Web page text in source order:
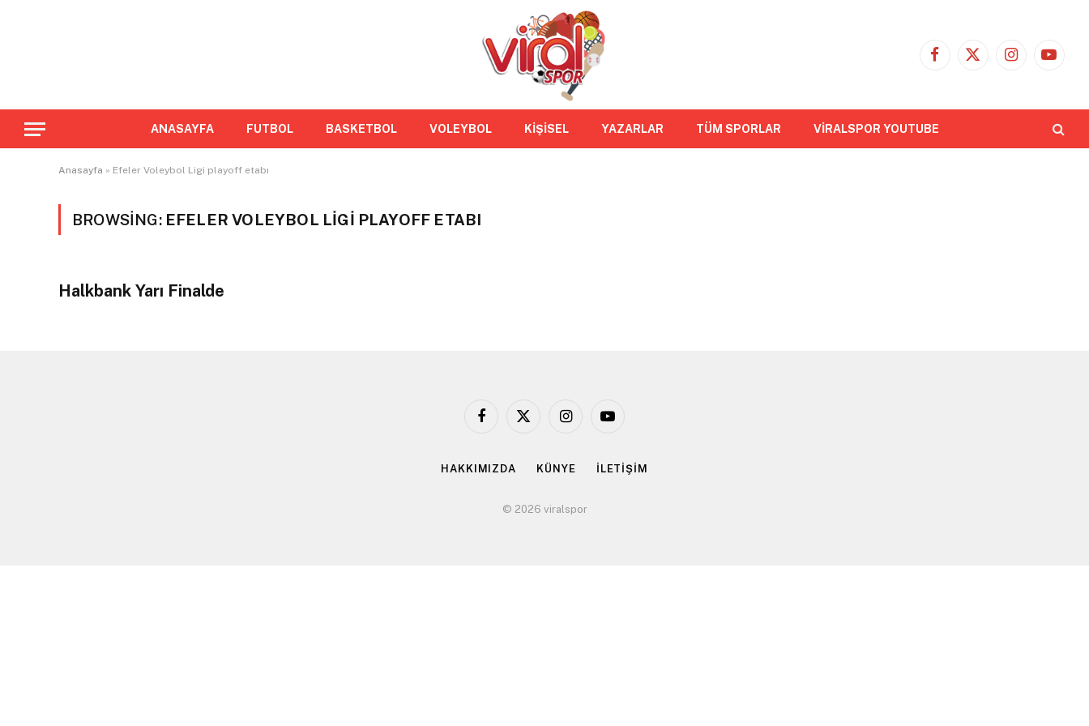
Facebook
X
Instagram
ANASAYFA FUTBOL BASKETBOL VOLEYBOL KİŞİSEL YAZARLAR TÜM SPORLAR VİRALSPOR YOUTUBE
Anasayfa » Efeler Voleybol Ligi playoff etabı
BROWSING: EFELER VOLEYBOL LIGI PLAYOFF ETABI
Halkbank Yarı Finalde
Facebook
X
InstagramYouTube
HAKKIMIZDA KÜNYE İLETİŞİM
© 2026 viralspor